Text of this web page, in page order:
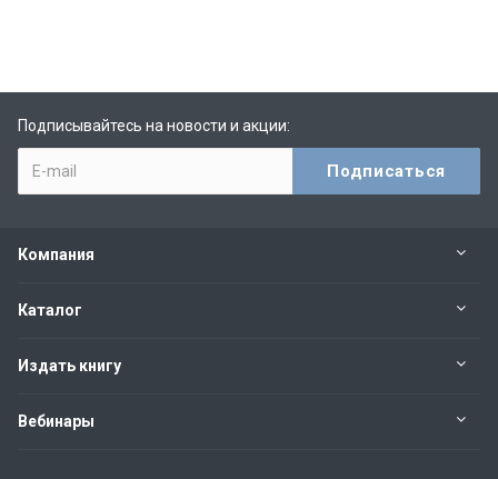
Подписывайтесь на новости и акции:
Компания
Каталог
Издать книгу
Вебинары